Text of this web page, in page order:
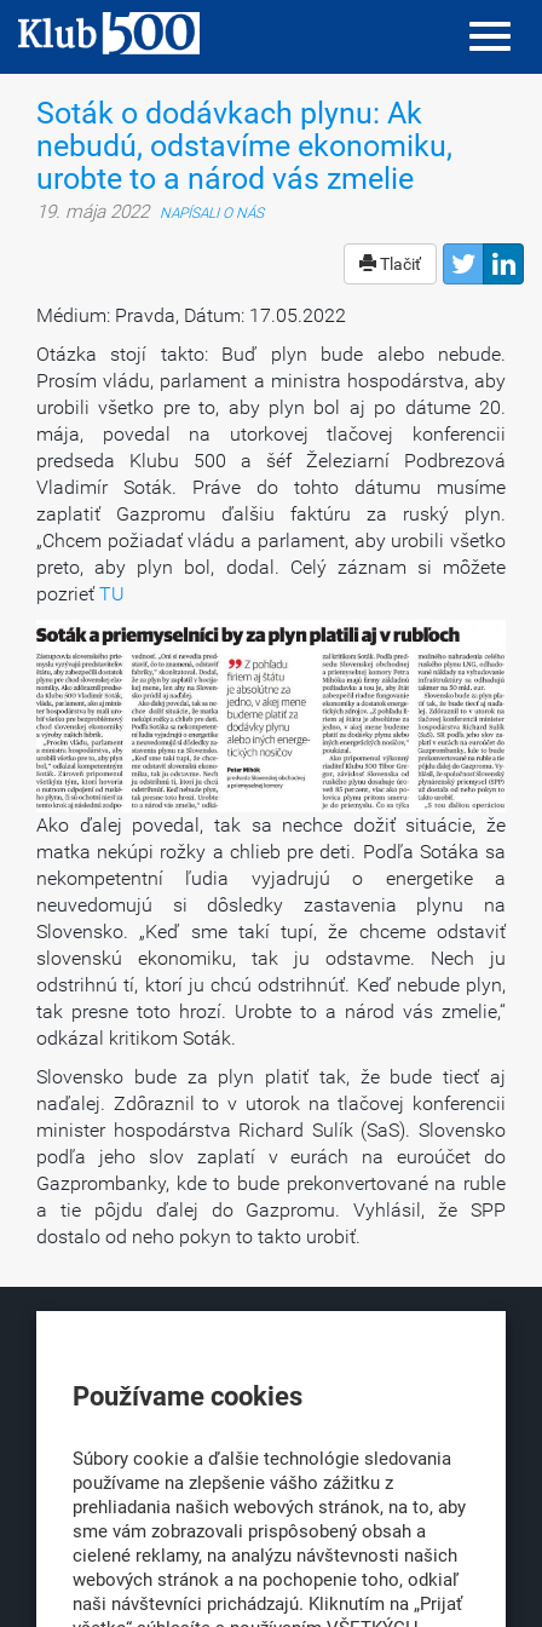
Soták o dodávkach plynu: Ak
nebudú, odstavíme ekonomiku,
urobte to a národ vás zmelie
19. mája 2022 NAPÍSALI O NÁS
Tlačiť
Médium: Pravda, Dátum: 17.05.2022
Otázka stojí takto: Buď plyn bude alebo nebude.
Prosím vládu, parlament a ministra hospodárstva, aby
urobili všetko pre to, aby plyn bol aj po dátume 20.
mája, povedal na utorkovej tlačovej konferencii
predseda Klubu 500 a šéf Železiarní Podbrezová
Vladimír Soták. Práve do tohto dátumu musíme
zaplatiť Gazpromu ďalšiu faktúru za ruský plyn.
„Chcem požiadať vládu a parlament, aby urobili všetko
preto, aby plyn bol, dodal. Celý záznam si môžete
pozrieťTU
Ako ďalej povedal, tak sa nechce dožiť situácie, že
matka nekúpi rožky a chlieb pre deti. Podľa Sotáka sa
nekompetentní ľudia vyjadrujú o energetike a
neuvedomujú si dôsledky zastavenia plynu na
Slovensko. „Keď sme takí tupí, že chceme odstaviť
slovenskú ekonomiku, tak ju odstavme. Nech ju
odstrihnú tí, ktorí ju chcú odstrihnúť. Keď nebude plyn,
tak presne toto hrozí. Urobte to a národ vás zmelie,“
odkázal kritikom Soták.
Slovensko bude za plyn platiť tak, že bude tiecť aj
naďalej. Zdôraznil to v utorok na tlačovej konferencii
minister hospodárstva Richard Sulík (SaS). Slovensko
podľa jeho slov zaplatí v eurách na euroúčet do
Gazprombanky, kde to bude prekonvertované na ruble
a tie pôjdu ďalej do Gazpromu. Vyhlásil, že SPP
dostalo od neho pokyn to takto urobiť.
Obchodná 6
office@klub500.sk
+421 2 54 646 464
www.klub500.sk
Používame cookies
Súbory cookie a ďalšie technológie sledovania
používame na zlepšenie vášho zážitku z
prehliadania našich webových stránok, na to, aby
sme vám zobrazovali prispôsobený obsah a
cielené reklamy, na analýzu návštevnosti našich
webových stránok a na pochopenie toho, odkiaľ
naši návštevníci prichádzajú. Kliknutím na „Prijať